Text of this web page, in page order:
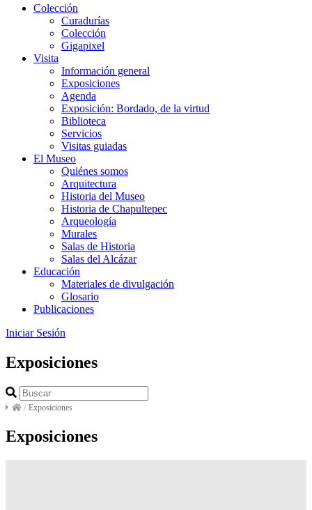
Colección
Curadurías
Colección
Gigapixel
Visita
Información general
Exposiciones
Agenda
Exposición: Bordado, de la virtud
Biblioteca
Servicios
Visitas guiadas
El Museo
Quiénes somos
Arquitectura
Historia del Museo
Historia de Chapultepec
Arqueología
Murales
Salas de Historia
Salas del Alcázar
Educación
Materiales de divulgación
Glosario
Publicaciones
Iniciar Sesión
Exposiciones
/ Exposiciones
Exposiciones